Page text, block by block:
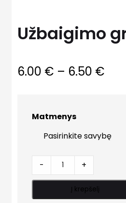
Užbaigimo
6.00 € – 6.50 €
Matmenys
Užbaigimo
grotelės
- +
Į krepšelį